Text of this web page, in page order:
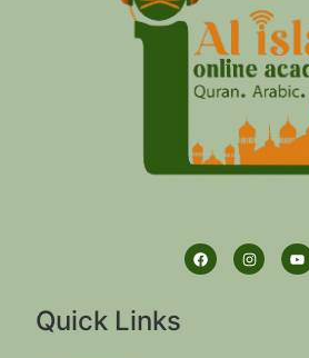
Quick Links